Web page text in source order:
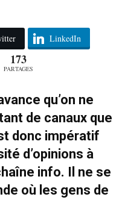
LinkedIn
173
PARTAGES
qu’on ne
de canaux que
donc impératif
d’opinions à
info. Il ne se
où les gens de